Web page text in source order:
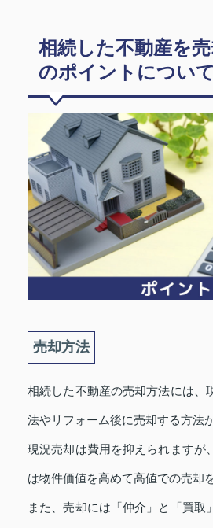
相続した不動産を
のポイントについて
売却方法
相続した不動産の売却方法には、
法やリフォーム後に売却する方法
現況売却は費用を抑えられますが
は物件価値を高めて高値での売却
また、売却には「仲介」と「買取